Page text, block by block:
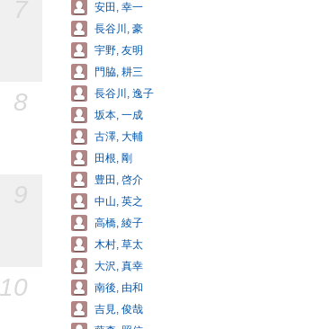
8
10
安田, 幸一
長谷川, 豪
宇野, 友明
門脇, 耕三
長谷川, 逸子
坂本, 一成
古澤, 大輔
田根, 剛
豊田, 啓介
中山, 英之
高橋, 綾子
木村, 草太
大沢, 真幸
南後, 由和
吉見, 俊哉